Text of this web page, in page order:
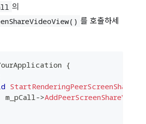
의
를 호출하세
{
StartRenderingPeerScreenShare
m_pCall
->